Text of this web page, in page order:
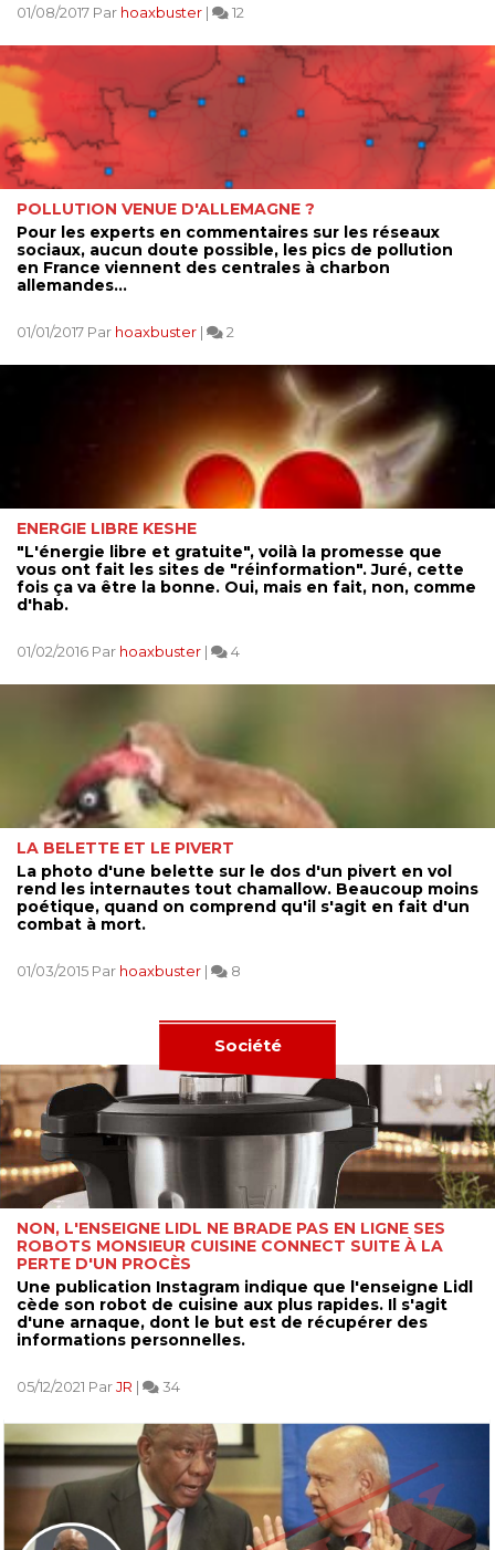
01/08/2017 Par hoaxbuster | 12
POLLUTION VENUE D'ALLEMAGNE ?
Pour les experts en commentaires sur les réseaux
sociaux, aucun doute possible, les pics de pollution
en France viennent des centrales à charbon
allemandes...
01/01/2017 Par hoaxbuster | 2
ENERGIE LIBRE KESHE
"L'énergie libre et gratuite", voilà la promesse que
vous ont fait les sites de "réinformation". Juré, cette
fois ça va être la bonne. Oui, mais en fait, non, comme
d'hab.
01/02/2016 Par hoaxbuster | 4
LA BELETTE ET LE PIVERT
La photo d'une belette sur le dos d'un pivert en vol
rend les internautes tout chamallow. Beaucoup moins
poétique, quand on comprend qu'il s'agit en fait d'un
combat à mort.
01/03/2015 Par hoaxbuster | 8
Société
NON, L'ENSEIGNE LIDL NE BRADE PAS EN LIGNE SES
ROBOTS MONSIEUR CUISINE CONNECT SUITE À LA
PERTE D'UN PROCÈS
Une publication Instagram indique que l'enseigne Lidl
cède son robot de cuisine aux plus rapides. Il s'agit
d'une arnaque, dont le but est de récupérer des
informations personnelles.
05/12/2021 ParJR | 34